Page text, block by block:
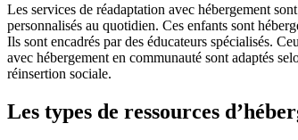
Les services de réadaptation avec hébergement
personnalisés au quotidien. Ces enfants sont
Ils sont encadrés par des éducateurs spécialisés.
avec hébergement en communauté sont adaptés
réinsertion sociale.
Les types de ressources